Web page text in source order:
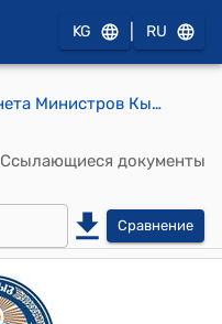
KG RU
Распоряжение Кабинета Министров Кыргызской Республики от 19 января 2023 года № 14-р (Об одобрении проекта Протокола о внесении изменений в Соглашение между Правительством Кыргызской Республики и Правительством Республики Казахстан о пунктах пропуска через государственную границу от 25 декабря 2003 года)
Ссылающиеся документы
Сравнение